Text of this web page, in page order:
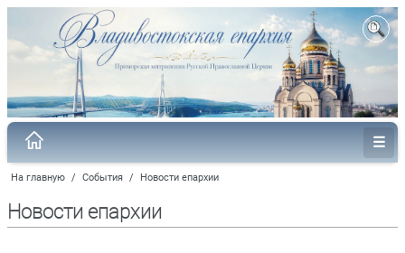
На главную / События / Новости епархии
Новости епархии